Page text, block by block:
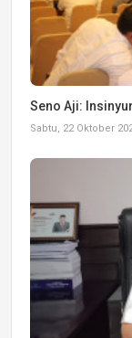
Seno Aji:
Sabtu, 22 Oktober